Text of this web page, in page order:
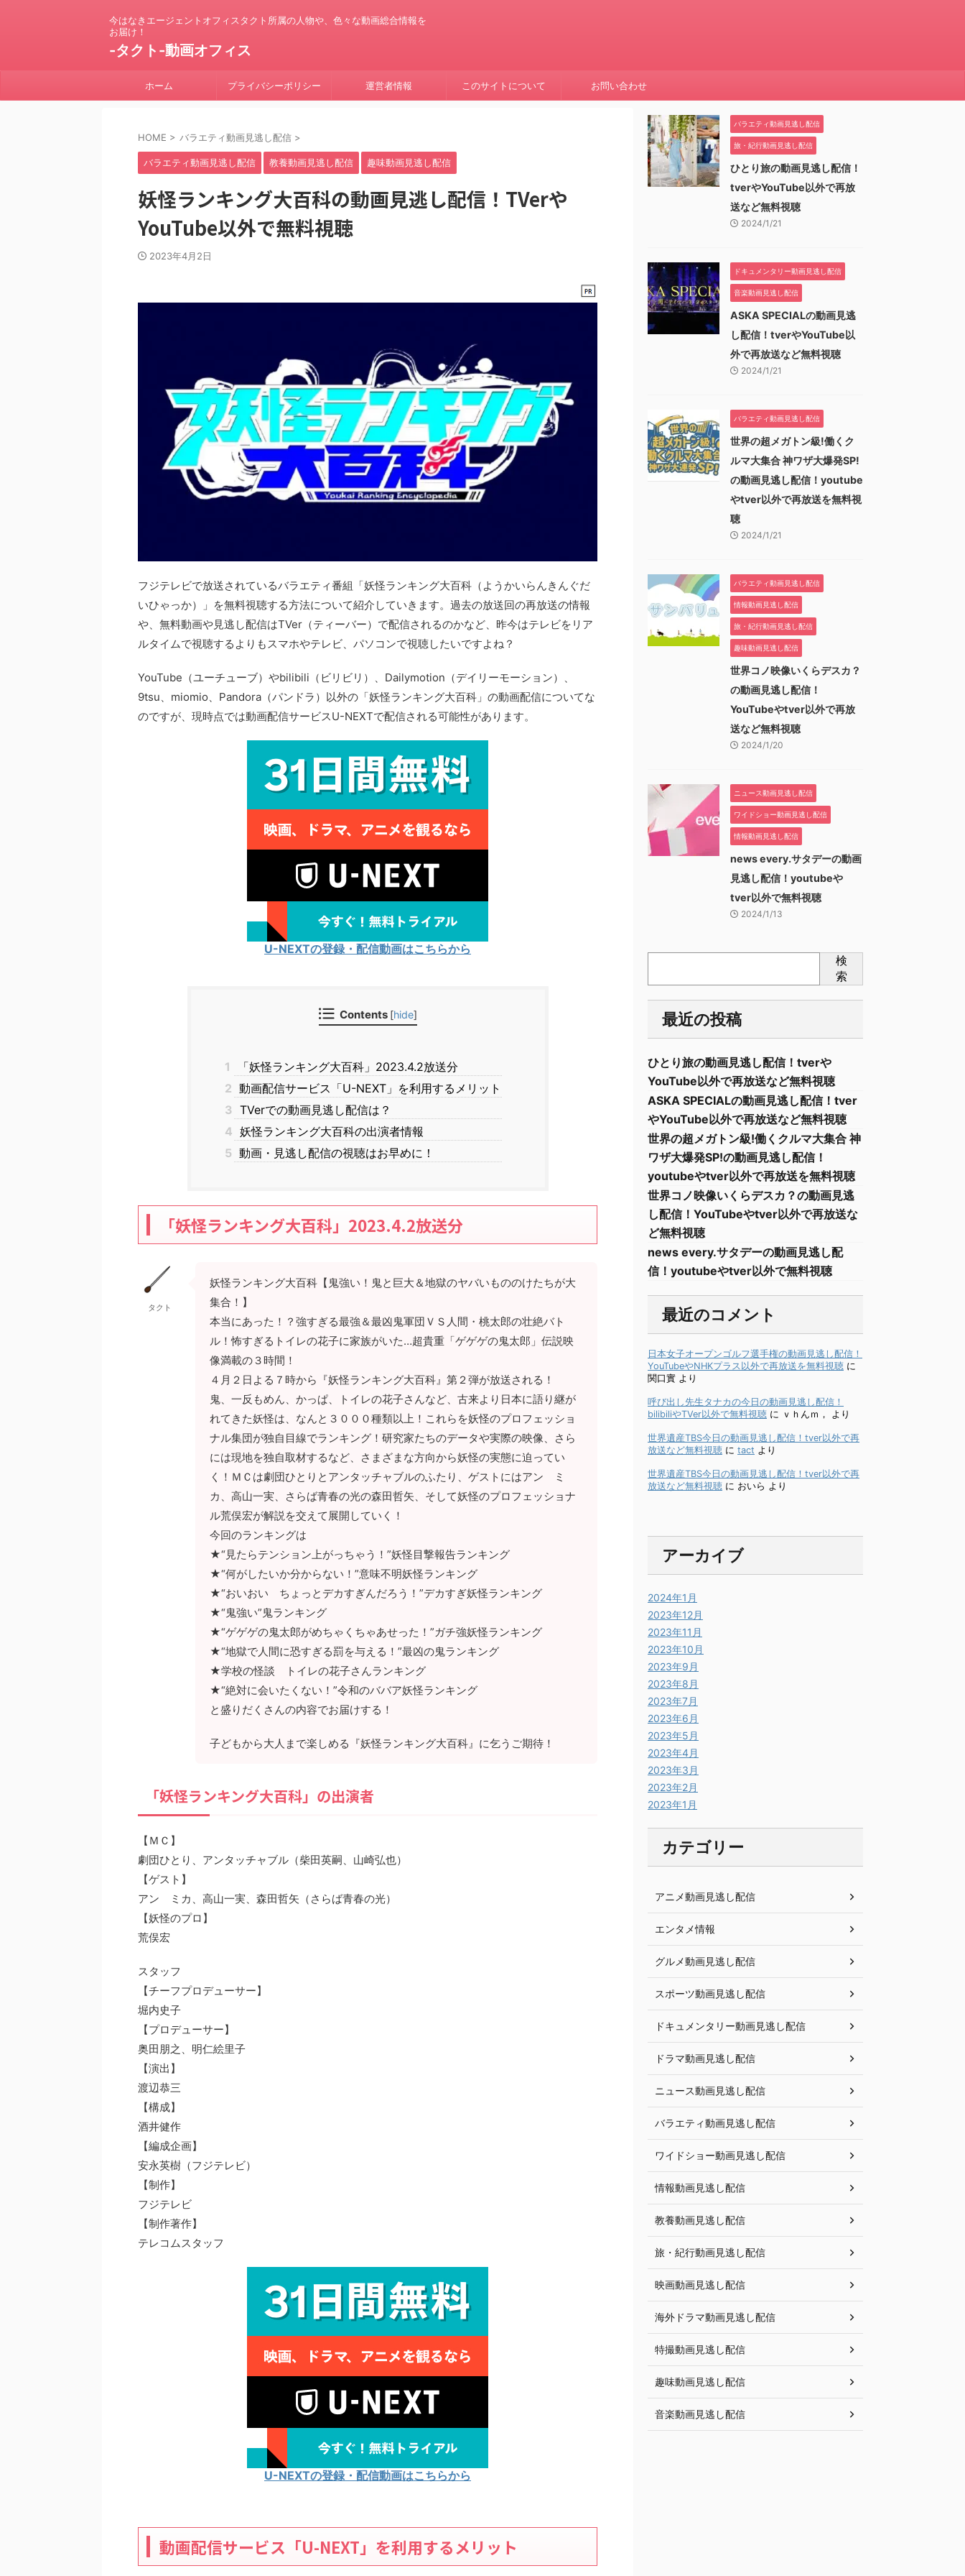
今はなきエージェントオフィスタクト所属の人物や、色々な動画総合情報を
お届け！
-タクト-動画オフィス
ホーム プライバシーポリシー 運営者情報 このサイトについて お問い合わせ
HOME > バラエティ動画見逃し配信 >
バラエティ動画見逃し配信 教養動画見逃し配信 趣味動画見逃し配信
妖怪ランキング大百科の動画見逃し配信！TVerや
YouTube以外で無料視聴
2023年4月2日
フジテレビで放送されているバラエティ番組「妖怪ランキング大百科（ようかいらんきんぐだ
いひゃっか）」を無料視聴する方法について紹介していきます。過去の放送回の再放送の情報
や、無料動画や見逃し配信はTVer（ティーバー）で配信されるのかなど、昨今はテレビをリア
ルタイムで視聴するよりもスマホやテレビ、パソコンで視聴したいですよね？
YouTube（ユーチューブ）やbilibili（ビリビリ）、Dailymotion（デイリーモーション）、
9tsu、miomio、Pandora（パンドラ）以外の「妖怪ランキング大百科」の動画配信についてな
のですが、現時点では動画配信サービスU-NEXTで配信される可能性があります。
U-NEXTの登録・配信動画はこちらから
Contents [hide]
1
「妖怪ランキング大百科」2023.4.2放送分
2 動画配信サービス「U-NEXT」を利用するメリット
3 TVerでの動画見逃し配信は？
4 妖怪ランキング大百科の出演者情報
5 動画・見逃し配信の視聴はお早めに！
「妖怪ランキング大百科」2023.4.2放送分
タクト
妖怪ランキング大百科【鬼強い！鬼と巨大＆地獄のヤバいもののけたちが大
集合！】
本当にあった！？強すぎる最強＆最凶鬼軍団ＶＳ人間・桃太郎の壮絶バト
ル！怖すぎるトイレの花子に家族がいた…超貴重「ゲゲゲの鬼太郎」伝説映
像満載の３時間！
４月２日よる７時から『妖怪ランキング大百科』第２弾が放送される！
鬼、一反もめん、かっぱ、トイレの花子さんなど、古来より日本に語り継が
れてきた妖怪は、なんと３０００種類以上！これらを妖怪のプロフェッショ
ナル集団が独自目線でランキング！研究家たちのデータや実際の映像、さら
には現地を独自取材するなど、さまざまな方向から妖怪の実態に迫ってい
く！ＭＣは劇団ひとりとアンタッチャブルのふたり、ゲストにはアン ミ
カ、高山一実、さらば青春の光の森田哲矢、そして妖怪のプロフェッショナ
ル荒俣宏が解説を交えて展開していく！
今回のランキングは
★“見たらテンション上がっちゃう！”妖怪目撃報告ランキング
★“何がしたいか分からない！”意味不明妖怪ランキング
★“おいおい ちょっとデカすぎんだろう！”デカすぎ妖怪ランキング
★“鬼強い”鬼ランキング
★“ゲゲゲの鬼太郎がめちゃくちゃあせった！”ガチ強妖怪ランキング
★“地獄で人間に恐すぎる罰を与える！”最凶の鬼ランキング
★学校の怪談 トイレの花子さんランキング
★“絶対に会いたくない！”令和のババア妖怪ランキング
と盛りだくさんの内容でお届けする！
子どもから大人まで楽しめる『妖怪ランキング大百科』に乞うご期待！
「妖怪ランキング大百科」の出演者
【ＭＣ】
劇団ひとり、アンタッチャブル（柴田英嗣、山崎弘也）
【ゲスト】
アン ミカ、高山一実、森田哲矢（さらば青春の光）
【妖怪のプロ】
荒俣宏
スタッフ
【チーフプロデューサー】
堀内史子
【プロデューサー】
奥田朋之、明仁絵里子
【演出】
渡辺恭三
【構成】
酒井健作
【編成企画】
安永英樹（フジテレビ）
【制作】
フジテレビ
【制作著作】
テレコムスタッフ
U-NEXTの登録・配信動画はこちらから
動画配信サービス「U-NEXT」を利用するメリット
バラエティ動画見逃し配信
旅・紀行動画見逃し配信
ひとり旅の動画見逃し配信！
tverやYouTube以外で再放
送など無料視聴
2024/1/21
ドキュメンタリー動画見逃し配信
音楽動画見逃し配信
ASKA SPECIALの動画見逃
し配信！tverやYouTube以
外で再放送など無料視聴
2024/1/21
バラエティ動画見逃し配信
世界の超メガトン級!働くク
ルマ大集合 神ワザ大爆発SP!
の動画見逃し配信！youtube
やtver以外で再放送を無料視
聴
2024/1/21
バラエティ動画見逃し配信
情報動画見逃し配信
旅・紀行動画見逃し配信
趣味動画見逃し配信
世界コノ映像いくらデスカ？
の動画見逃し配信！
YouTubeやtver以外で再放
送など無料視聴
2024/1/20
ニュース動画見逃し配信
ワイドショー動画見逃し配信
情報動画見逃し配信
news every.サタデーの動画
見逃し配信！youtubeや
tver以外で無料視聴
2024/1/13
検
索
最近の投稿
ひとり旅の動画見逃し配信！tverや
YouTube以外で再放送など無料視聴
ASKA SPECIALの動画見逃し配信！tver
やYouTube以外で再放送など無料視聴
世界の超メガトン級!働くクルマ大集合 神
ワザ大爆発SP!の動画見逃し配信！
youtubeやtver以外で再放送を無料視聴
世界コノ映像いくらデスカ？の動画見逃
し配信！YouTubeやtver以外で再放送な
ど無料視聴
news every.サタデーの動画見逃し配
信！youtubeやtver以外で無料視聴
最近のコメント
日本女子オープンゴルフ選手権の動画見逃し配信！
YouTubeやNHKプラス以外で再放送を無料視聴 に
関口實 より
呼び出し先生タナカの今日の動画見逃し配信！
bilibiliやTVer以外で無料視聴 に ｖｈんｍ， より
世界遺産TBS今日の動画見逃し配信！tver以外で再
放送など無料視聴 に tact より
世界遺産TBS今日の動画見逃し配信！tver以外で再
放送など無料視聴 に おいら より
アーカイブ
2024年1月
2023年12月
2023年11月
2023年10月
2023年9月
2023年8月
2023年7月
2023年6月
2023年5月
2023年4月
2023年3月
2023年2月
2023年1月
カテゴリー
アニメ動画見逃し配信
エンタメ情報
グルメ動画見逃し配信
スポーツ動画見逃し配信
ドキュメンタリー動画見逃し配信
ドラマ動画見逃し配信
ニュース動画見逃し配信
バラエティ動画見逃し配信
ワイドショー動画見逃し配信
情報動画見逃し配信
教養動画見逃し配信
旅・紀行動画見逃し配信
映画動画見逃し配信
海外ドラマ動画見逃し配信
特撮動画見逃し配信
趣味動画見逃し配信
音楽動画見逃し配信